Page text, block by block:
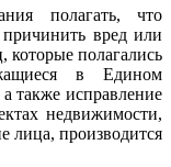
полагать, что
вред или
которые полагались
в Едином
также исправление
недвижимости,
лица, производится